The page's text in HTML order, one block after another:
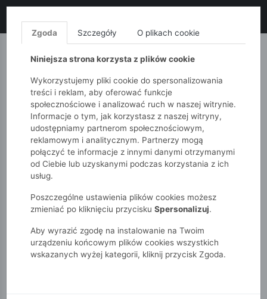
MONNARI QUIOSQUE
51015kids
Akcesoria
Zestaw 3 par majtek dziewczęcych
Zgoda Szczegóły O plikach cookie
Niniejsza strona korzysta z plików cookie
Wykorzystujemy pliki cookie do spersonalizowania
treści i reklam, aby oferować funkcje
społecznościowe i analizować ruch w naszej witrynie.
Informacje o tym, jak korzystasz z naszej witryny,
udostępniamy partnerom społecznościowym,
reklamowym i analitycznym. Partnerzy mogą
połączyć te informacje z innymi danymi otrzymanymi
od Ciebie lub uzyskanymi podczas korzystania z ich
usług.
Poszczególne ustawienia plików cookies możesz
zmieniać po kliknięciu przycisku Spersonalizuj.
Aby wyrazić zgodę na instalowanie na Twoim
urządzeniu końcowym plików cookies wszystkich
wskazanych wyżej kategorii, kliknij przycisk Zgoda.